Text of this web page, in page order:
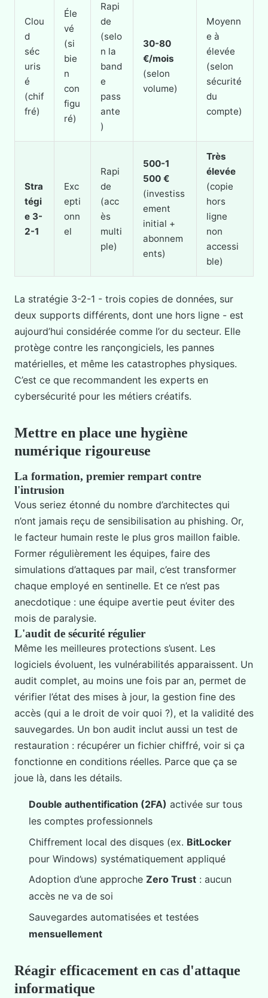
Clou
d
séc
uris
é
(chif
fré)
Éle
vé
(si
bie
n
con
figu
ré)
Rapi
de
(selo
n la
band
e
pass
ante
)
30-80
€/mois
(selon
volume)
Moyenn
e à
élevée
(selon
sécurité
du
compte)
Stra
tégi
e 3-
2-1
Exc
epti
onn
el
Rapi
de
(acc
ès
multi
ple)
500-1
500 €
(investiss
ement
initial +
abonnem
ents)
Très
élevée
(copie
hors
ligne
non
accessi
ble)
La stratégie 3-2-1 - trois copies de données, sur
deux supports différents, dont une hors ligne - est
aujourd’hui considérée comme l’or du secteur. Elle
protège contre les rançongiciels, les pannes
matérielles, et même les catastrophes physiques.
C’est ce que recommandent les experts en
cybersécurité pour les métiers créatifs.
Mettre en place une hygiène
numérique rigoureuse
La formation, premier rempart contre
l'intrusion
Vous seriez étonné du nombre d’architectes qui
n’ont jamais reçu de sensibilisation au phishing. Or,
le facteur humain reste le plus gros maillon faible.
Former régulièrement les équipes, faire des
simulations d’attaques par mail, c’est transformer
chaque employé en sentinelle. Et ce n’est pas
anecdotique : une équipe avertie peut éviter des
mois de paralysie.
L'audit de sécurité régulier
Même les meilleures protections s’usent. Les
logiciels évoluent, les vulnérabilités apparaissent. Un
audit complet, au moins une fois par an, permet de
vérifier l’état des mises à jour, la gestion fine des
accès (qui a le droit de voir quoi ?), et la validité des
sauvegardes. Un bon audit inclut aussi un test de
restauration : récupérer un fichier chiffré, voir si ça
fonctionne en conditions réelles. Parce que ça se
joue là, dans les détails.
Double authentification (2FA) activée sur tous
les comptes professionnels
Chiffrement local des disques (ex. BitLocker
pour Windows) systématiquement appliqué
Adoption d’une approche Zero Trust : aucun
accès ne va de soi
Sauvegardes automatisées et testées
mensuellement
Réagir efficacement en cas d'attaque
informatique